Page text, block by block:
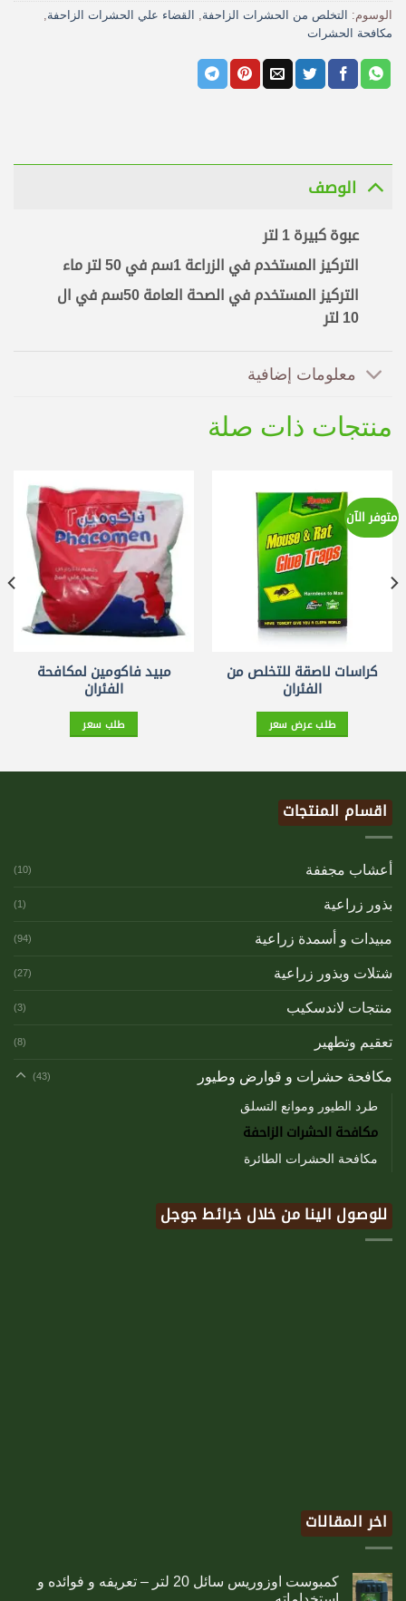
الوسوم: التخلص من الحشرات الزاحفة, القضاء علي الحشرات الزاحفة,
مكافحة الحشرات
الوصف
عبوة كبيرة 1 لتر
التركيز المستخدم في الزراعة 1سم في 50 لتر ماء
التركيز المستخدم في الصحة العامة 50سم في ال
10 لتر
معلومات إضافية
منتجات ذات صلة
متوفر الآن
كراسات لاصقة للتخلص من
الفئران
طلب عرض سعر
مبيد فاكومين لمكافحة
الفئران
طلب سعر
اقسام المنتجات
أعشاب مجففة (10)
بذور زراعية (1)
مبيدات و أسمدة زراعية (94)
شتلات وبذور زراعية (27)
منتجات لاندسكيب (3)
تعقيم وتطهير (8)
مكافحة حشرات و قوارض وطيور (43)
طرد الطيور وموانع التسلق
مكافحة الحشرات الزاحفة
مكافحة الحشرات الطائرة
للوصول الينا من خلال خرائط جوجل
اخر المقالات
كمبوست اوزوريس سائل 20 لتر – تعريفه و فوائده و